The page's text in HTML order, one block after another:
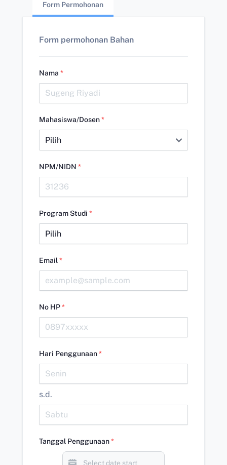
Form Permohonan
Form permohonan Bahan
Nama *
Mahasiswa/Dosen*
NPM/NIDN *
Program Studi *
Email *
No HP*
Hari Penggunaan*
s.d.
Tanggal Penggunaan*